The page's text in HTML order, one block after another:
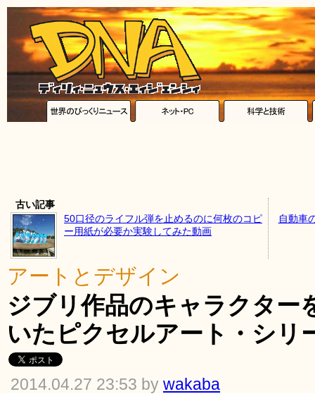
古い記事
50口径のライフル弾を止めるのに何枚のコピ
ー用紙が必要か実験してみた動画
自動車
アートとデザイン
ジブリ作品のキャラクター
いたピクセルアート・シリ
2014.04.27 23:53 by wakaba